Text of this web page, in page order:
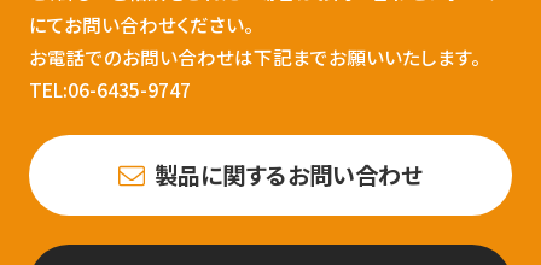
にてお問い合わせください。
お電話でのお問い合わせは下記までお願いいたします。
TEL:06-6435-9747
製品に関するお問い合わせ